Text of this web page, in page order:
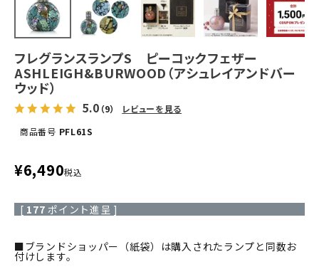
フレグランスランプS ピーコックフェザー
ASHLEIGH&BURWOOD（アシュレイアンドバー
ウッド）
5.0 （9）
レビューを見る
商品番号 PFL61S
¥6,490税込
[ 177 ポイント進呈 ]
■ブランドショッパー（紙袋）は購入されたランプと同数お
付けします。